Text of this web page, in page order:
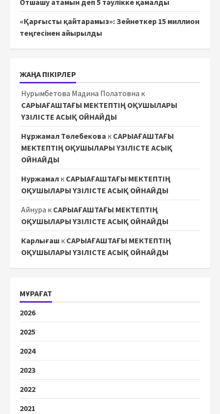
Отшашу атамын деп 5 тәулікке қамалды
«Қарғысты қайтарамыз»: Зейнеткер 15 миллион
теңгесінен айырылды
ЖАҢА ПІКІРЛЕР
Нурымбетова Мадина Полатовна к
САРЫАҒАШТАҒЫ МЕКТЕПТІҢ ОҚУШЫЛАРЫ
ҮЗІЛІСТЕ АСЫҚ ОЙНАЙДЫ
Нұржамал Төлебекова к САРЫАҒАШТАҒЫ
МЕКТЕПТІҢ ОҚУШЫЛАРЫ ҮЗІЛІСТЕ АСЫҚ
ОЙНАЙДЫ
Нуржамал к САРЫАҒАШТАҒЫ МЕКТЕПТІҢ
ОҚУШЫЛАРЫ ҮЗІЛІСТЕ АСЫҚ ОЙНАЙДЫ
Айнура к САРЫАҒАШТАҒЫ МЕКТЕПТІҢ
ОҚУШЫЛАРЫ ҮЗІЛІСТЕ АСЫҚ ОЙНАЙДЫ
Карлығаш к САРЫАҒАШТАҒЫ МЕКТЕПТІҢ
ОҚУШЫЛАРЫ ҮЗІЛІСТЕ АСЫҚ ОЙНАЙДЫ
МҰРАҒАТ
2026
2025
2024
2023
2022
2021